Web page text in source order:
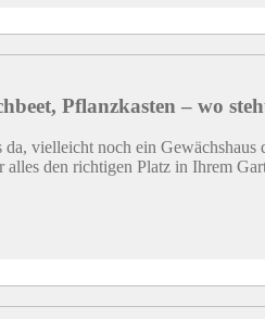
Garten-Technik
Pflanzkasten – wo
da, vielleicht noch ein
den richtigen Platz in Ihrem